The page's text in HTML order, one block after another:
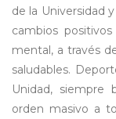
de la Universidad
cambios
mental, a través
saludables.
Unidad, siempre
orden masivo a